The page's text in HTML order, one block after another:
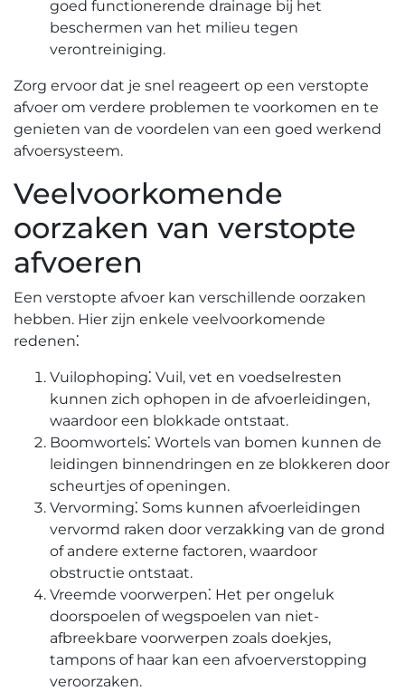
goed functionerende drainage bij het
beschermen van het milieu tegen
verontreiniging.​
Zorg ervoor dat je snel reageert op een verstopte
afvoer om verdere problemen te voorkomen en te
genieten van de voordelen van een goed werkend
afvoersysteem.​
Veelvoorkomende
oorzaken van verstopte
afvoeren
Een verstopte afvoer kan verschillende oorzaken
hebben. Hier zijn enkele veelvoorkomende
redenen⁚
Vuilophoping⁚ Vuil, vet en voedselresten
kunnen zich ophopen in de afvoerleidingen,
waardoor een blokkade ontstaat.
Boomwortels⁚ Wortels van bomen kunnen de
leidingen binnendringen en ze blokkeren door
scheurtjes of openingen.​
Vervorming⁚ Soms kunnen afvoerleidingen
vervormd raken door verzakking van de grond
of andere externe factoren, waardoor
obstructie ontstaat.​
Vreemde voorwerpen⁚ Het per ongeluk
doorspoelen of wegspoelen van niet-
afbreekbare voorwerpen zoals doekjes,
tampons of haar kan een afvoerverstopping
veroorzaken.​